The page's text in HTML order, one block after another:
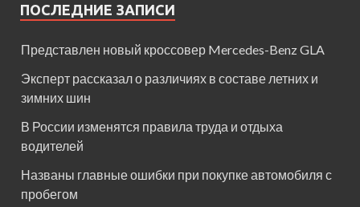
ПОСЛЕДНИЕ ЗАПИСИ
Представлен новый кроссовер Mercedes-Benz GLA
Эксперт рассказал о различиях в составе летних и
зимних шин
В России изменятся правила труда и отдыха
водителей
Названы главные ошибки при покупке автомобиля с
пробегом